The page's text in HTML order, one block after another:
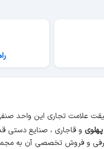
علامت تجاری این واحد
پهلوی و قاجاری ، صنایع
و فروش تخصصی آن به